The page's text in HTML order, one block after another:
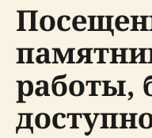
работы,